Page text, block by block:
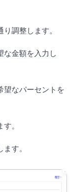
調整します。
金額を入力し
なパーセントを
。
す。